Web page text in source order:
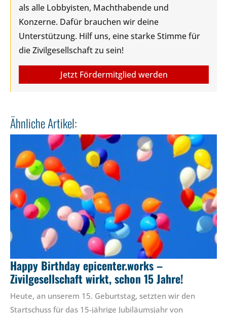
als alle Lobbyisten, Machthabende und
Konzerne. Dafür brauchen wir deine
Unterstützung. Hilf uns, eine starke Stimme für
die Zivilgesellschaft zu sein!
Jetzt Fördermitglied werden
Ähnliche Artikel:
Happy Birthday epicenter.works –
Zivilgesellschaft wirkt, schon 15 Jahre!
Heute, an unserem 15. Geburtstag, setzten wir den
Startschuss für das 15-jährige Jubiläumsjahr von